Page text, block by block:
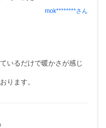
mok********さん
いるだけで暖かさが感じ
ります。